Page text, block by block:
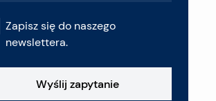
Zapisz się do naszego
newslettera.
Wyślij zapytanie